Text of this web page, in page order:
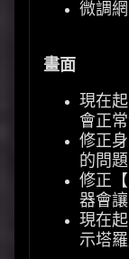
微調
畫面
現在
會正常
修正
的問題
修正
器會
現在
示塔